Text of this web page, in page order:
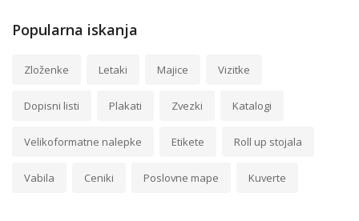
Popularna iskanja
Zloženke Letaki Majice Vizitke
Dopisni listi Plakati Zvezki Katalogi
Velikoformatne nalepke Etikete Roll up stojala
Vabila Ceniki Poslovne mape Kuverte